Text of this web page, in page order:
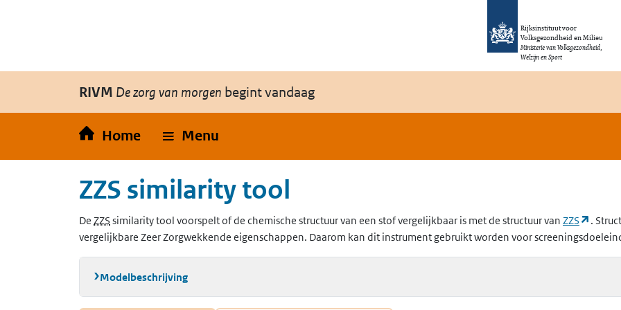
Rijksinstituut voor
Volksgezondheid en Milieu
Ministerie van Volksgezondheid,
Welzijn en Sport
RIVM De zorg van morgen begint vandaag
Home Menu
ZZS similarity tool
De ZZS (Zeer Zorgwekkende Stoffen)
similarity tool voorspelt of de chemische structuur van een stof vergelijkbaar is met de structuur van ZZS
.
vergelijkbare Zeer Zorgwekkende eigenschappen. Daarom kan dit instrument gebruikt worden voor
Modelbeschrijving